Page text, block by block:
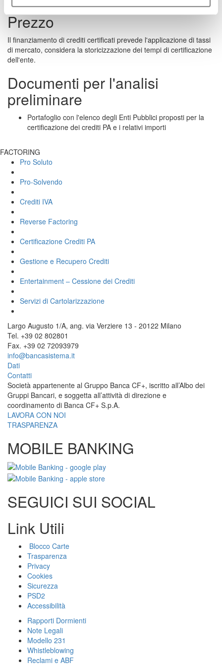
Prezzo
Il finanziamento di crediti certificati prevede l'applicazione di tassi
di mercato, considera la storicizzazione dei tempi di certificazione
dell'ente.
Documenti per l'analisi
preliminare
Portafoglio con l'elenco degli Enti Pubblici proposti per la
certificazione dei crediti PA e i relativi importi
FACTORING
Pro Soluto
Pro-Solvendo
Crediti IVA
Reverse Factoring
Certificazione Crediti PA
Gestione e Recupero Crediti
Entertainment – Cessione dei Crediti
Servizi di Cartolarizzazione
Largo Augusto 1/A, ang. via Verziere 13 - 20122 Milano
Tel. +39 02 802801
Fax. +39 02 72093979
info@bancasistema.it
Dati
Contatti
Società appartenente al Gruppo Banca CF+, iscritto all’Albo dei
Gruppi Bancari, e soggetta all’attività di direzione e
coordinamento di Banca CF+ S.p.A.
LAVORA CON NOI
TRASPARENZA
MOBILE BANKING
SEGUICI SUI SOCIAL
Link Utili
Blocco Carte
Trasparenza
Privacy
Cookies
Sicurezza
PSD2
Accessibilità
Rapporti Dormienti
Note Legali
Modello 231
Whistleblowing
Reclami e ABF